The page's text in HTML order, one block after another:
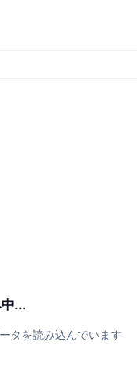
...
タを読み込んでいます